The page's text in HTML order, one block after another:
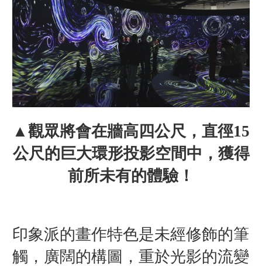
▲觀眾將會在牆高四公尺，直徑15
公尺的巨大環形投影空間中，獲得
前所未有的體驗！
印象派的畫作特色是未經修飾的筆
觸，廣闊的構圖，重於光影的流變